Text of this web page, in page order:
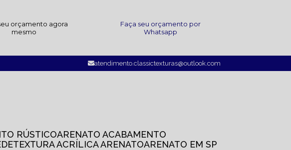
orçamento agora
mesmo
Faça seu orçamento por
Whatsapp
atendimento.classictexturas@outlook.com
RÚSTICO
ARENATO ACABAMENTO
TEXTURA ACRÍLICA ARENATO
ARENATO EM SP